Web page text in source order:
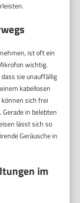
ist oft ein
wichtig.
sie unauffällig
kabellosen
sich frei
in belebten
lässt sich so
Geräusche in
im